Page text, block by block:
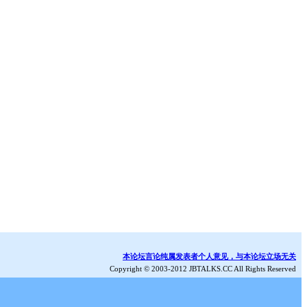
本论坛言论纯属发表者个人意见，与本论坛立场无关
Copyright © 2003-2012 JBTALKS.CC All Rights Reserved